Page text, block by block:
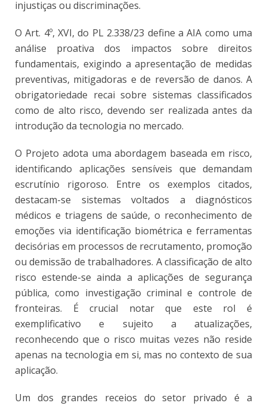
injustiças ou discriminações.
O Art. 4º, XVI, do PL 2.338/23 define a AIA como uma
análise proativa dos impactos sobre direitos
fundamentais, exigindo a apresentação de medidas
preventivas, mitigadoras e de reversão de danos. A
obrigatoriedade recai sobre sistemas classificados
como de alto risco, devendo ser realizada antes da
introdução da tecnologia no mercado.
O Projeto adota uma abordagem baseada em risco,
identificando aplicações sensíveis que demandam
escrutínio rigoroso. Entre os exemplos citados,
destacam-se sistemas voltados a diagnósticos
médicos e triagens de saúde, o reconhecimento de
emoções via identificação biométrica e ferramentas
decisórias em processos de recrutamento, promoção
ou demissão de trabalhadores. A classificação de alto
risco estende-se ainda a aplicações de segurança
pública, como investigação criminal e controle de
fronteiras. É crucial notar que este rol é
exemplificativo e sujeito a atualizações,
reconhecendo que o risco muitas vezes não reside
apenas na tecnologia em si, mas no contexto de sua
aplicação.
Um dos grandes receios do setor privado é a